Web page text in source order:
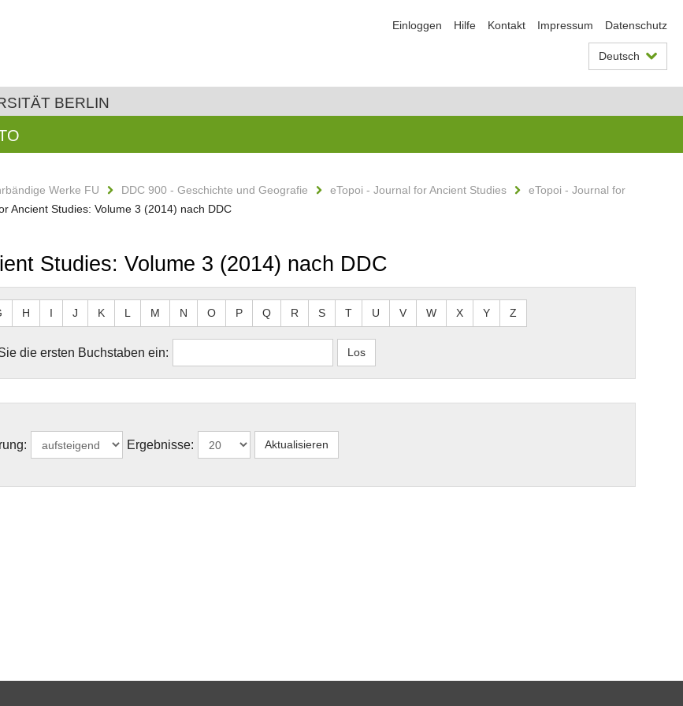
Einloggen Hilfe Kontakt Impressum Datenschutz
Deutsch
BERLIN
Werke FU DDC 900 - Geschichte und Geografie eTopoi - Journal for Ancient Studies
eTopoi - Journal for
Ancient Studies: Volume 3 (2014) nach DDC
Studies: Volume 3 (2014) nach DDC
H I J K L M N O P Q R S T U V W X Y Z
die ersten Buchstaben ein:
Ergebnisse: